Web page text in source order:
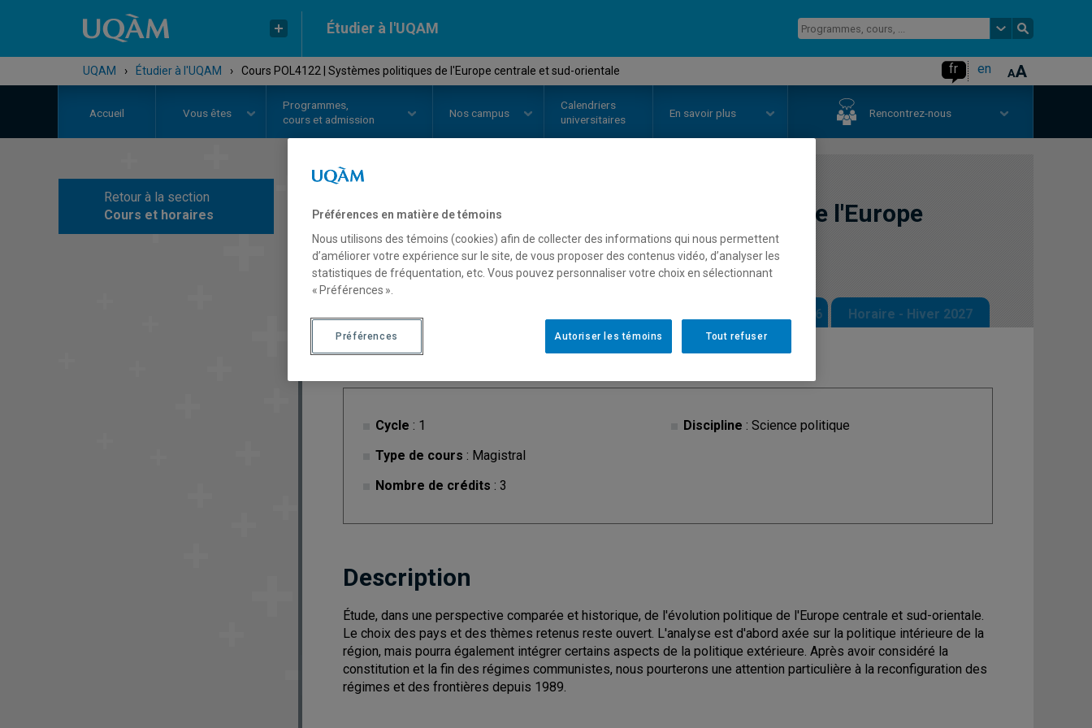
Étudier à l'UQAM
UQAM › Étudier à l'UQAM › Cours POL4122 | Systèmes politiques de l'Europe centrale et sud-orientale fr en
Accueil Vous êtes
Programmes,
cours et admission
Nos campus
Calendriers
universitaires
En savoir plus Rencontrez-nous
Retour à la section
Cours et horaires
COURS// POL4122
Systèmes politiques de l'Europe
centrale et sud-orientale
Description Horaire - Automne 2026 Horaire - Hiver 2027
Cycle : 1
Type de cours : Magistral
Nombre de crédits : 3
Discipline : Science politique
Description
Étude, dans une perspective comparée et historique, de l'évolution politique de l'Europe centrale et sud-orientale.
Le choix des pays et des thèmes retenus reste ouvert. L'analyse est d'abord axée sur la politique intérieure de la
région, mais pourra également intégrer certains aspects de la politique extérieure. Après avoir considéré la
constitution et la fin des régimes communistes, nous pourterons une attention particulière à la reconfiguration des
régimes et des frontières depuis 1989.
Préférences en matière de témoins
Nous utilisons des témoins (cookies) afin de collecter des informations qui nous permettent
d’améliorer votre expérience sur le site, de vous proposer des contenus vidéo, d’analyser les
statistiques de fréquentation, etc. Vous pouvez personnaliser votre choix en sélectionnant
« Préférences ».
Tout refuser
Autoriser les témoins
Préférences